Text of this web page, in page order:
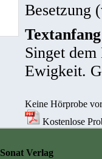
Besetzung
Singet
Ewigkeit.
Keine Hörprobe
Kostenlose
Sonat Verlag